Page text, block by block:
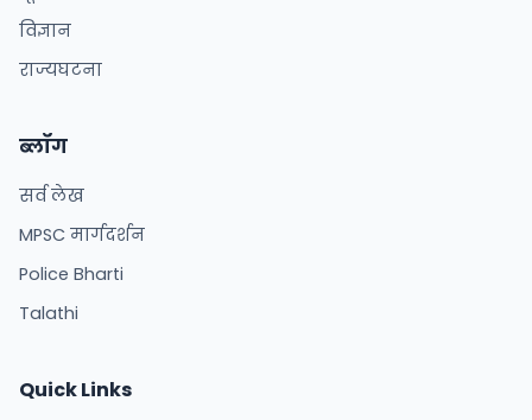
विज्ञान
राज्यघटना
ब्लॉग
सर्व लेख
MPSC मार्गदर्शन
Police Bharti
Talathi
Quick Links